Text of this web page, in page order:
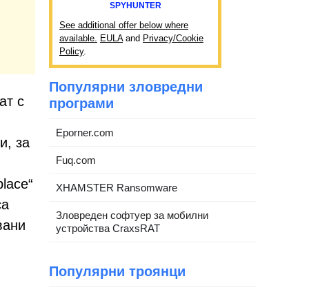
с
за
SPYHUNTER
See additional offer below where
available. EULAand Privacy/Cookie
Policy.
Популярни зловредни
програми
Eporner.com
Fuq.com
XHAMSTER Ransomware
Зловреден софтуер за мобилни
устройства CraxsRAT
Популярни троянци